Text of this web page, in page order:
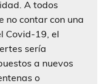
A todos
no contar con una
Covid-19, el
sería
a nuevos
o